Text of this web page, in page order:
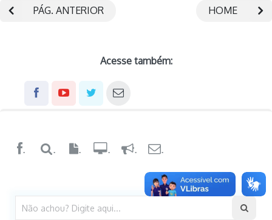
PÁG. ANTERIOR HOME
Acesse também:
. . . . . .